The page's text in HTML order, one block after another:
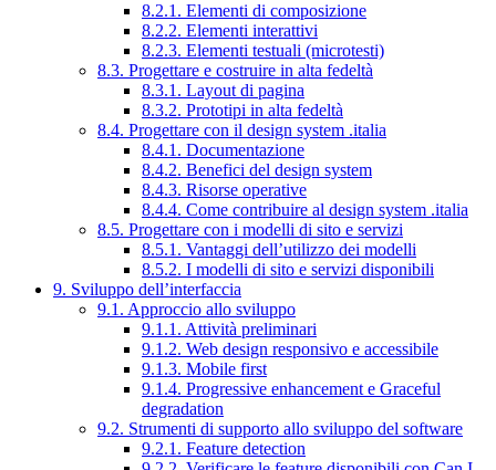
8.2.1. Elementi di composizione
8.2.2. Elementi interattivi
8.2.3. Elementi testuali (microtesti)
8.3. Progettare e costruire in alta fedeltà
8.3.1. Layout di pagina
8.3.2. Prototipi in alta fedeltà
8.4. Progettare con il design system .italia
8.4.1. Documentazione
8.4.2. Benefici del design system
8.4.3. Risorse operative
8.4.4. Come contribuire al design system .italia
8.5. Progettare con i modelli di sito e servizi
8.5.1. Vantaggi dell’utilizzo dei modelli
8.5.2. I modelli di sito e servizi disponibili
9. Sviluppo dell’interfaccia
9.1. Approccio allo sviluppo
9.1.1. Attività preliminari
9.1.2. Web design responsivo e accessibile
9.1.3. Mobile first
9.1.4. Progressive enhancement e Graceful
degradation
9.2. Strumenti di supporto allo sviluppo del software
9.2.1. Feature detection